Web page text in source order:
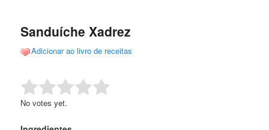
conteúdo
conteúdo
Sanduíche Xadrez
Adicionar ao livro de receitas
Rate this item: Submit Rating
No votes yet.